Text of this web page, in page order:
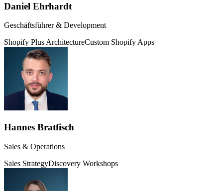
Daniel Ehrhardt
Geschäftsführer & Development
Shopify Plus ArchitectureCustom Shopify Apps
Hannes Bratfisch
Sales & Operations
Sales StrategyDiscovery Workshops